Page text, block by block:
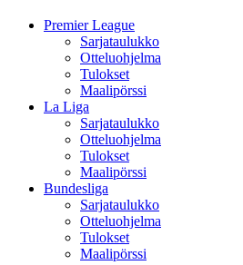
Premier League
Sarjataulukko
Otteluohjelma
Tulokset
Maalipörssi
La Liga
Sarjataulukko
Otteluohjelma
Tulokset
Maalipörssi
Bundesliga
Sarjataulukko
Otteluohjelma
Tulokset
Maalipörssi